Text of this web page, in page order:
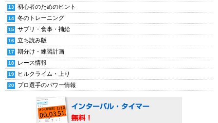
初心者のためのヒント
冬のトレーニング
サプリ・食事・補給
立ち読み版
期分け・練習計画
レース情報
ヒルクライム・上り
プロ選手のパワー情報